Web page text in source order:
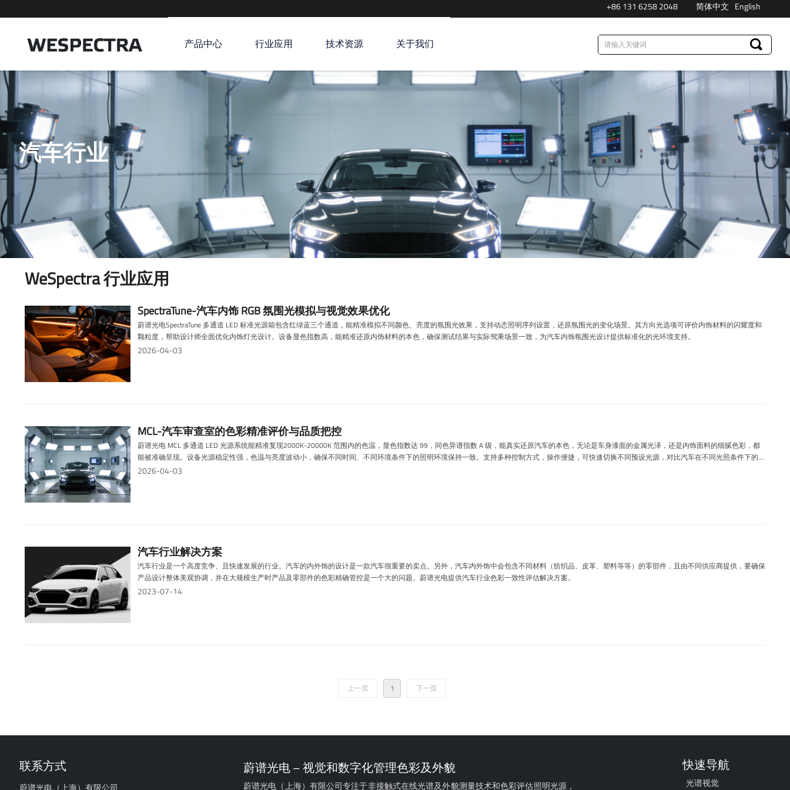
+86 131 6258 2048
끠
产品中心 行业应用 技术资源 关于我们
简体中文 English
汽车行业
SpectraTune-汽车内饰 RGB 氛围光模拟与视觉效果优化
蔚谱光电SpectraTune 多通道 LED 标准光源箱包含红绿蓝三个通道，能精准模拟不同颜色、亮度的氛围光效果，支持动态照明序列设置，还原氛围光的变化场景。其方向光选项可评价内饰材料的闪耀度和
颗粒度，帮助设计师全面优化内饰灯光设计。设备显色指数高，能精准还原内饰材料的本色，确保测试结果与实际驾乘场景一致，为汽车内饰氛围光设计提供标准化的光环境支持。
2026-04-03
MCL-汽车审查室的色彩精准评价与品质把控
蔚谱光电 MCL 多通道 LED 光源系统能精准复现2000K-20000K 范围内的色温，显色指数达 99，同色异谱指数 A 级，能真实还原汽车的本色，无论是车身漆面的金属光泽，还是内饰面料的细腻色彩，都
能被准确呈现。设备光源稳定性强，色温与亮度波动小，确保不同时间、不同环境条件下的照明环境保持一致。支持多种控制方式，操作便捷，可快速切换不同预设光源，对比汽车在不同光照条件下的色
彩表现，为汽车色彩审查提供标准化照明环境。支持无线控制，审查人员可通过遥控器快速切换不同的预设光源，对比汽车在不同光照条件下的色彩呈现效果。
2026-04-03
汽车行业解决方案
汽车行业是一个高度竞争、且快速发展的行业。汽车的内外饰的设计是一款汽车很重要的卖点。另外，汽车内外饰中会包含不同材料（纺织品、皮革、塑料等等）的零部件，且由不同供应商提供，要确保
产品设计整体美观协调，并在大规模生产时产品及零部件的色彩精确管控是一个大的问题。蔚谱光电提供汽车行业色彩一致性评估解决方案。
2023-07-14
上一页 1 下一页
WeSpectra 行业应用
联系方式 蔚谱光电 – 视觉和数字化管理色彩及外貌
蔚谱光电（上海）有限公司专注于非接触式在线光谱及外貌测量技术和色彩评估照明光源，
快速导航
光谱视觉
蔚谱光电（上海）有限公司